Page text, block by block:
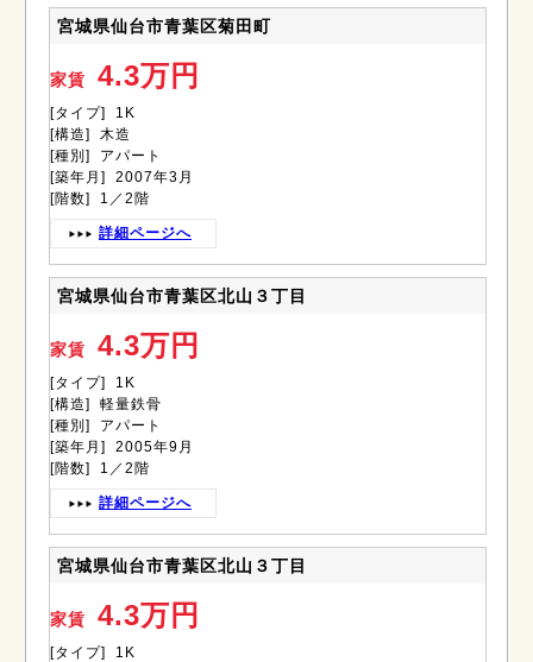
宮城県仙台市青葉区菊田町
家賃 4.3万円
[タイプ] 1K
[構造] 木造
[種別] アパート
[築年月] 2007年3月
[階数] 1／2階
詳細ページへ
宮城県仙台市青葉区北山３丁目
家賃 4.3万円
[タイプ] 1K
[構造] 軽量鉄骨
[種別] アパート
[築年月] 2005年9月
[階数] 1／2階
詳細ページへ
宮城県仙台市青葉区北山３丁目
家賃 4.3万円
[タイプ] 1K